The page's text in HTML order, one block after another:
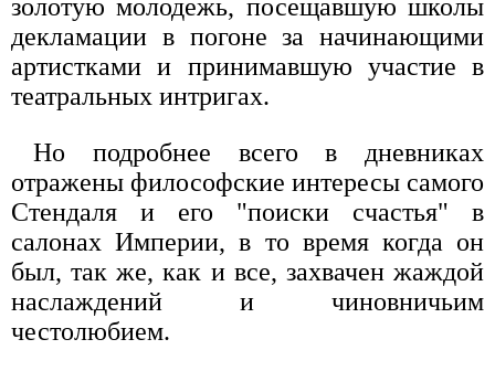
золотую молодежь, посещавшую школы
декламации в погоне за начинающими
артистками и принимавшую участие в
театральных интригах.
Но подробнее всего в дневниках
отражены философские интересы самого
Стендаля и его "поиски счастья" в
салонах Империи, в то время когда он
был, так же, как и все, захвачен жаждой
наслаждений и чиновничьим
честолюбием.